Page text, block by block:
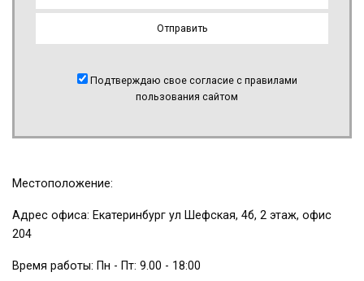
Подтверждаю свое согласие с правилами
пользования сайтом
Местоположение:
Адрес офиса: Екатеринбург ул Шефская, 4б, 2 этаж, офис
204
Время работы: Пн - Пт: 9.00 - 18:00